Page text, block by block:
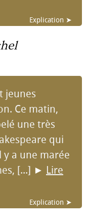
Explication ➤
jeunes
Ce matin,
une très
qui
a une marée
[...] ► Lire
Explication ➤